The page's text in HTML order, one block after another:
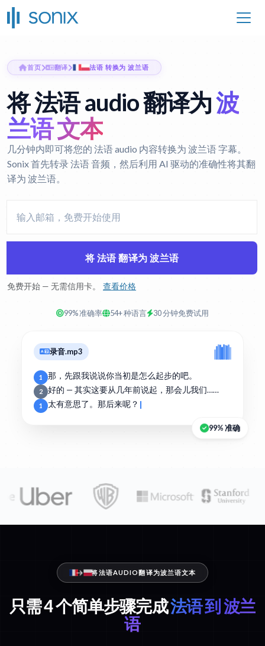
首页 翻译 法语 转换为 波兰语
将 法语 audio 翻译为波
兰语 文本
几分钟内即可将您的 法语 audio 内容转换为 波兰语 字幕。
Sonix 首先转录 法语 音频，然后利用 AI 驱动的准确性将其翻
译为 波兰语。
将 法语 翻译为 波兰语
免费开始 — 无需信用卡。 查看价格
99% 准确率 54+ 种语言 30 分钟免费试用
录音.mp3
1 那，先跟我说说你当初是怎么起步的吧。
2 好的 — 其实这要从几年前说起，那会儿我们……
1 太有意思了。那后来呢？
99% 准确
将法语AUDIO翻译为波兰语文本
只需 4 个简单步骤完成法语 到 波兰
语